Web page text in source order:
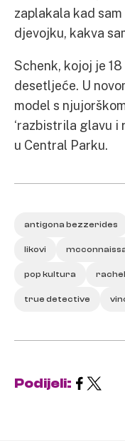
zaplakala kad
djevojku, kakva
Schenk, kojoj je
desetljeće. U
model s
‘razbistrila glavu i
u Central Parku.
antigona bezzerides
likovi
pop kultura
true detective
Podijeli: